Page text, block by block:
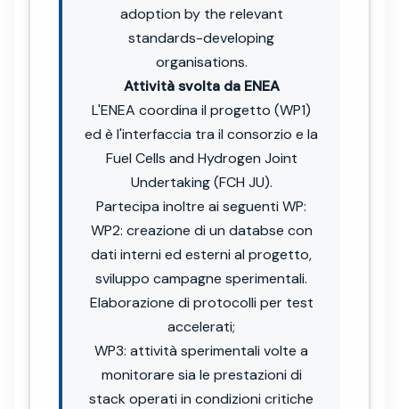
adoption by the relevant
standards-developing
organisations.
Attività svolta da ENEA
L'ENEA coordina il progetto (WP1)
ed è l'interfaccia tra il consorzio e la
Fuel Cells and Hydrogen Joint
Undertaking (FCH JU).
Partecipa inoltre ai seguenti WP:
WP2: creazione di un databse con
dati interni ed esterni al progetto,
sviluppo campagne sperimentali.
Elaborazione di protocolli per test
accelerati;
WP3: attività sperimentali volte a
monitorare sia le prestazioni di
stack operati in condizioni critiche